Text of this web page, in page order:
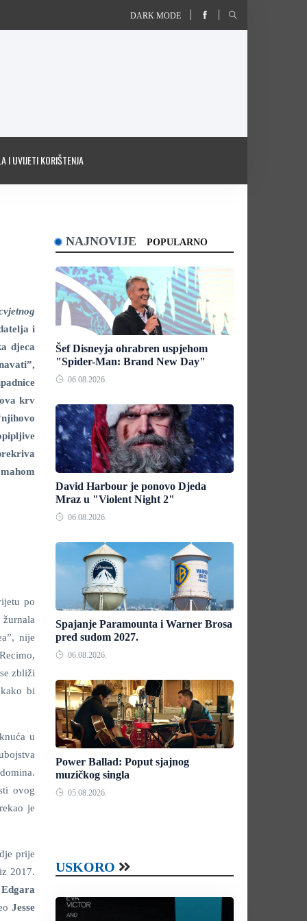
DARK MODE
I UVIJETI KORIŠTENJA
i
djeca
krv
po
nije
zbliži
bi
u
ovog
je
prije
iz 2017.
Jesse
NAJNOVIJE POPULARNO
Šef Disneyja ohrabren uspjehom
"Spider-Man: Brand New Day"
06.08.2026.
David Harbour je ponovo Djeda
Mraz u "Violent Night 2"
06.08.2026.
Spajanje Paramounta i Warner Brosa
pred sudom 2027.
06.08.2026.
Power Ballad: Poput sjajnog
muzičkog singla
05.08.2026.
USKORO